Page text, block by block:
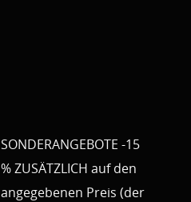
SONDERANGEBOTE -15
% ZUSÄTZLICH auf den
angegebenen Preis (der